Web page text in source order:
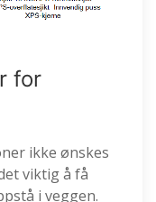
for
ikke ønskes
viktig å få
i veggen.